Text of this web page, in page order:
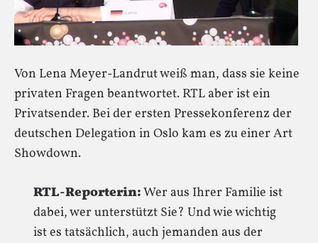
Von Lena Meyer-Landrut weiß man, dass sie keine
privaten Fragen beantwortet. RTL aber ist ein
Privatsender. Bei der ersten Pressekonferenz der
deutschen Delegation in Oslo kam es zu einer Art
Showdown.
RTL-Reporterin:Wer aus Ihrer Familie ist
dabei, wer unterstützt Sie? Und wie wichtig
ist es tatsächlich, auch jemanden aus der